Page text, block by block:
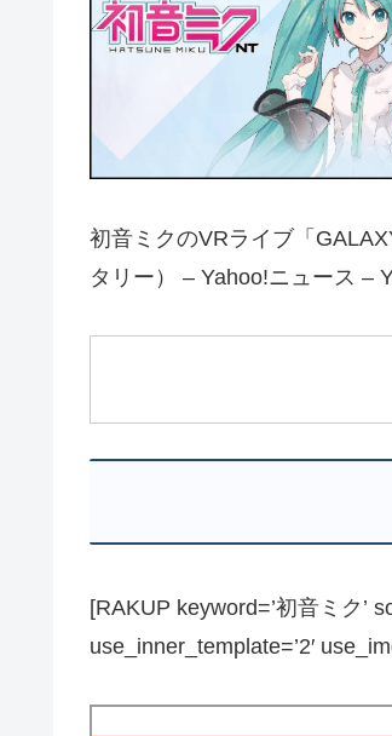
初音ミクのVRライブ「
タリー） – Yahoo!ニュース –
[RAKUP keyword=’初音ミク’
use_inner_template=’2′